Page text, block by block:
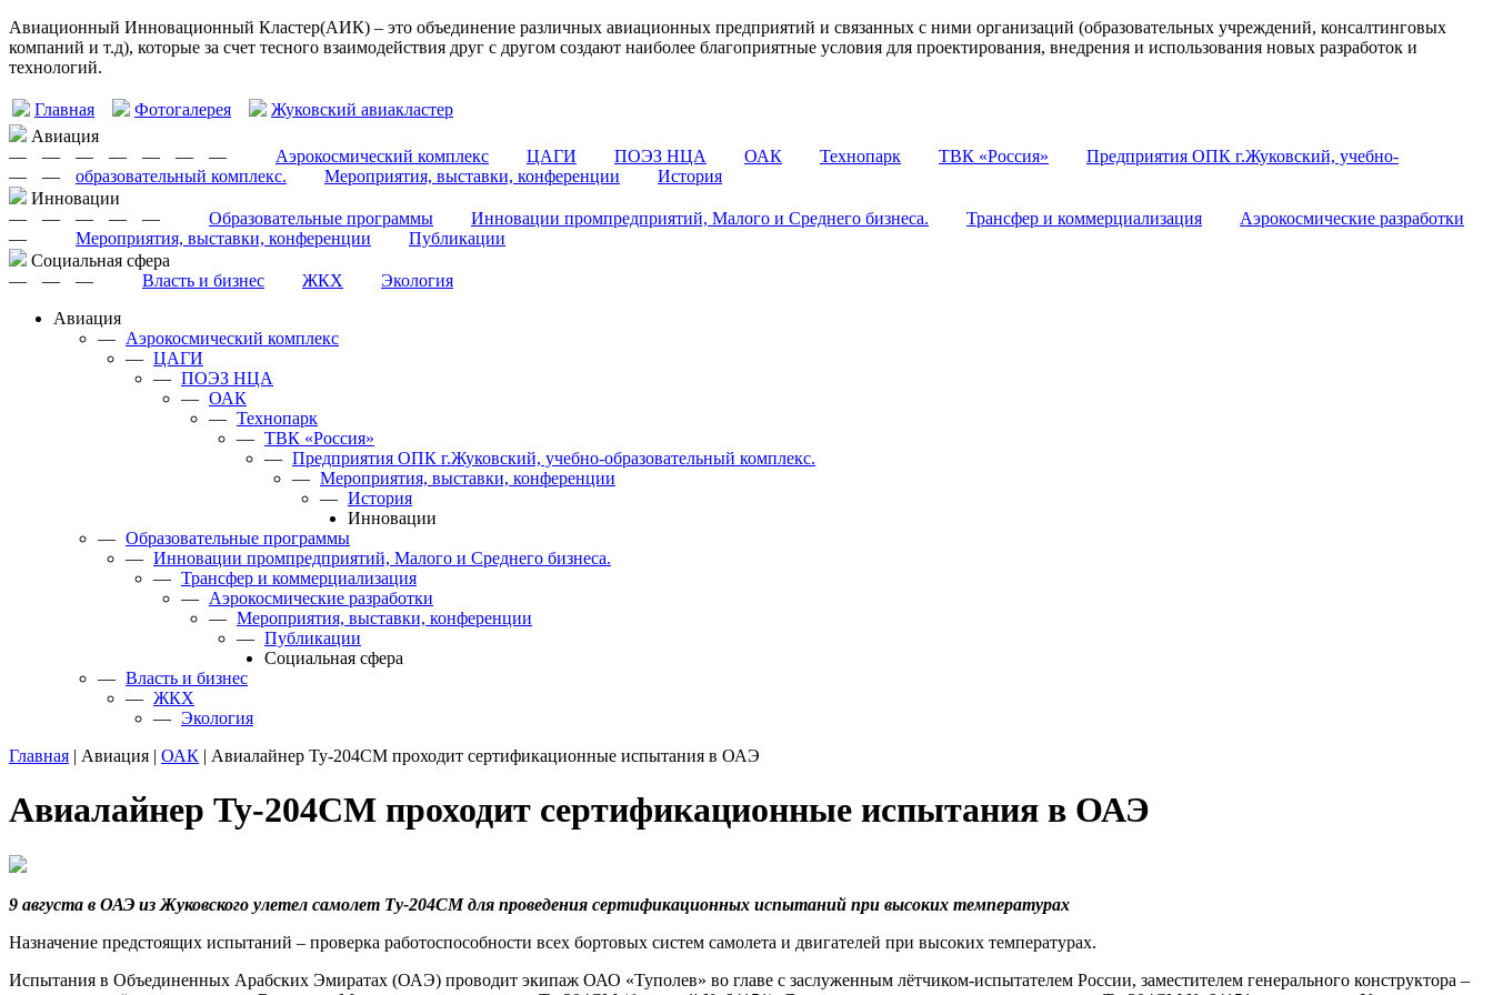
Авиационный Инновационный Кластер(АИК) – это объединение различных авиационных предприятий и связанных с ними организаций (образовательных учреждений, консалтинговых
компаний и т.д), которые за счет тесного взаимодействия друг с другом создают наиболее благоприятные условия для проектирования, внедрения и использования новых разработок и
технологий.
Главная Фотогалерея
Жуковский авиакластер
Авиация
—
Аэрокосмический комплекс
— ЦАГИ
— ПОЭЗ НЦА
— ОАК
— Технопарк
— ТВК «Россия»
—
Предприятия ОПК г.Жуковский, учебно-
образовательный комплекс.
— Мероприятия, выставки, конференции
—
История
Инновации
—
Образовательные программы
— Инновации промпредприятий, Малого и Среднего бизнеса.
— Трансфер и коммерциализация
— Аэрокосмические разработки
—
Мероприятия, выставки, конференции
—
Публикации
Cоциальная сфера
—
Власть и бизнес
— ЖКХ
—
Экология
Авиация
— Аэрокосмический комплекс
— ЦАГИ
— ПОЭЗ НЦА
— ОАК
— Технопарк
— ТВК «Россия»
— Предприятия ОПК г.Жуковский, учебно-образовательный комплекс.
— Мероприятия, выставки, конференции
— История
Инновации
— Образовательные программы
— Инновации промпредприятий, Малого и Среднего бизнеса.
— Трансфер и коммерциализация
— Аэрокосмические разработки
— Мероприятия, выставки, конференции
— Публикации
Cоциальная сфера
— Власть и бизнес
— ЖКХ
— Экология
Главная | Авиация | ОАК | Авиалайнер Ту-204СМ проходит сертификационные испытания в ОАЭ
Авиалайнер Ту-204СМ проходит сертификационные испытания в ОАЭ
9 августа в ОАЭ из Жуковского улетел самолет Ту-204СМ для проведения сертификационных испытаний при высоких температурах
Назначение предстоящих испытаний – проверка работоспособности всех бортовых систем самолета и двигателей при высоких температурах.
Испытания в Объединенных Арабских Эмиратах (ОАЭ) проводит экипаж ОАО «Туполев» во главе с заслуженным лётчиком-испытателем России, заместителем генерального конструктора –